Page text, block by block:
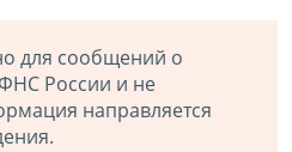
для сообщений о
России и не
направляется